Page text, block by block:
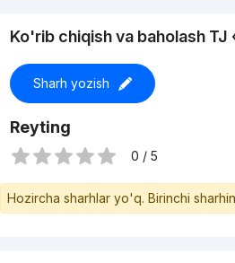
Ko'rib chiqish va baholash TJ
Sharh yozish
Reyting
0 / 5
Hozircha sharhlar yo'q. Birinchi